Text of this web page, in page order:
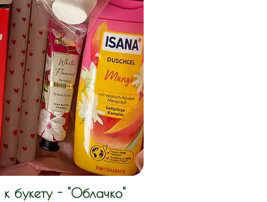
View
букету - "Облачко"